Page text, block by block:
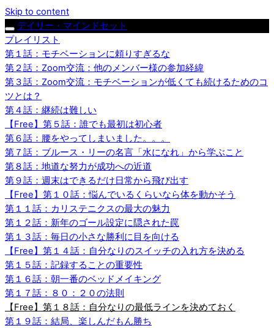
Skip to content
デイリー・マインドセット
プレイリスト
第１話：モチベーションに頼りすぎるな
第２話：Zoom交流：他のメンバー様の参加経緯
第３話：Zoom交流：モチベーションが低くても続けるためのコ
ツとは？
第４話：継続は難しい
【Free】第５話：誰でも最初は初心者
第６話：腰をやってしまいました。。。
第７話：ブルース・リーの名言「水になれ」から学ぶこと
第８話：地道な努力が成功への近道
第９話：週末はできるだけ日常から飛び出す
【Free】第１０話：悩んでいるくらいなら体を動かそう
第１１話：カリステニクスの最大の魅力
第１２話：新年のゴール設定に隠された罠
第１３話：毎日の小さな勝利に目を向ける
【Free】第１４話：自分なりのスイッチの入れ方を決める
第１５話：記録することの重要性
第１６話：朝一番のベッドメイキング
第１７話：８０：２０の法則
【Free】第１８話：自分なりの最低ラインを決めておく
第１９話：結局、楽しんだもん勝ち